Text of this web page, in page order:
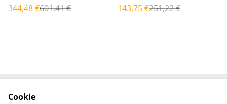
344,48 €601,41 €
143,75 €251,22 €
Cookie